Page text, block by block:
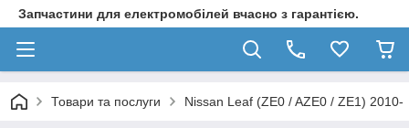
Запчастини для електромобілей вчасно з гарантією.
Товари та послуги Nissan Leaf (ZE0 / AZE0 / ZE1) 2010-